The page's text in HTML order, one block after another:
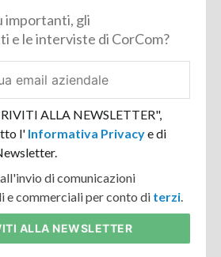
importanti, gli
e le interviste di CorCom?
ALLA NEWSLETTER",
l' Informativa Privacye di
di comunicazioni
e commerciali per conto di terzi.
ALLA NEWSLETTER